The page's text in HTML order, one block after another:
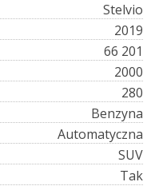
Stelvio
2019
66 201
2000
280
Benzyna
Automatyczna
SUV
Tak